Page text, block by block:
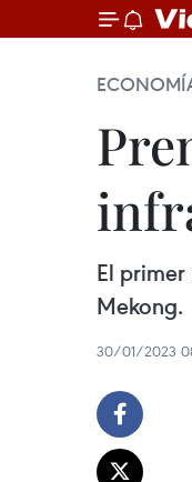
El
Mekong.
30/01/2023